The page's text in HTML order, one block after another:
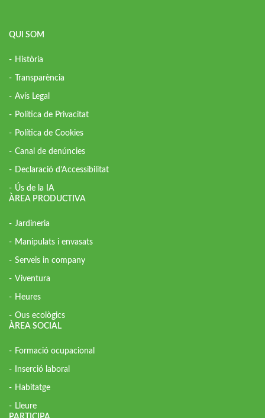
QUI SOM
Història
Transparència
Avís Legal
Política de Privacitat
Política de Cookies
Canal de denúncies
Declaració d’Accessibilitat
Ús de la IA
ÀREA PRODUCTIVA
Jardineria
Manipulats i envasats
Serveis in company
Viventura
Heures
Ous ecològics
ÀREA SOCIAL
Formació ocupacional
Inserció laboral
Habitatge
Lleure